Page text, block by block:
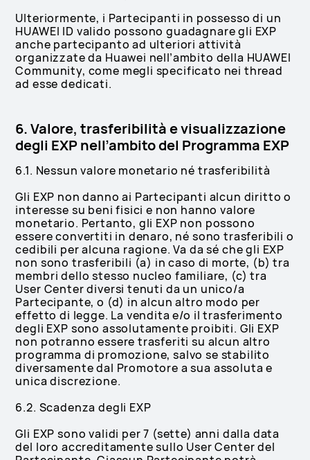
Ulteriormente, i Partecipanti in possesso di un
HUAWEI ID valido possono guadagnare gli EXP
anche partecipanto ad ulteriori attività
organizzate da Huawei nell’ambito della HUAWEI
Community, come megli specificato nei thread
ad esse dedicati.
6. Valore, trasferibilità e visualizzazione
degli EXP nell’ambito del Programma EXP
6.1. Nessun valore monetario né trasferibilità
Gli EXP non danno ai Partecipanti alcun diritto o
interesse su beni fisici e non hanno valore
monetario. Pertanto, gli EXP non possono
essere convertiti in denaro, né sono trasferibili o
cedibili per alcuna ragione. Va da sé che gli EXP
non sono trasferibili (a) in caso di morte, (b) tra
membri dello stesso nucleo familiare, (c) tra
User Center diversi tenuti da un unico/a
Partecipante, o (d) in alcun altro modo per
effetto di legge. La vendita e/o il trasferimento
degli EXP sono assolutamente proibiti. Gli EXP
non potranno essere trasferiti su alcun altro
programma di promozione, salvo se stabilito
diversamente dal Promotore a sua assoluta e
unica discrezione.
6.2. Scadenza degli EXP
Gli EXP sono validi per 7 (sette) anni dalla data
del loro accreditamente sullo User Center del